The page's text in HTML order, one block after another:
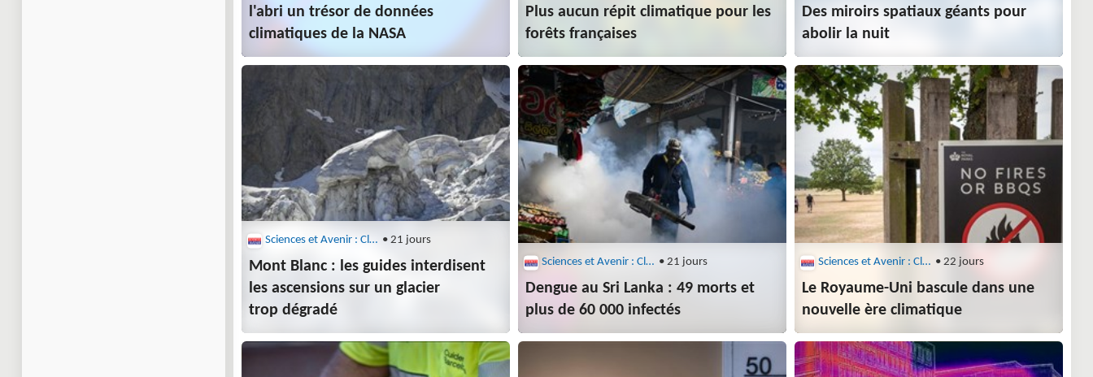
l'abri un trésor de données
climatiques de la NASA
Plus aucun répit climatique pour les
forêts françaises
Des miroirs spatiaux géants pour
abolir la nuit
Sciences et Avenir : Climat • 21 jours
Mont Blanc : les guides interdisent
les ascensions sur un glacier
trop dégradé
Sciences et Avenir : Climat • 21 jours
Dengue au Sri Lanka : 49 morts et
plus de 60 000 infectés
Sciences et Avenir : Climat • 22 jours
Le Royaume-Uni bascule dans une
nouvelle ère climatique